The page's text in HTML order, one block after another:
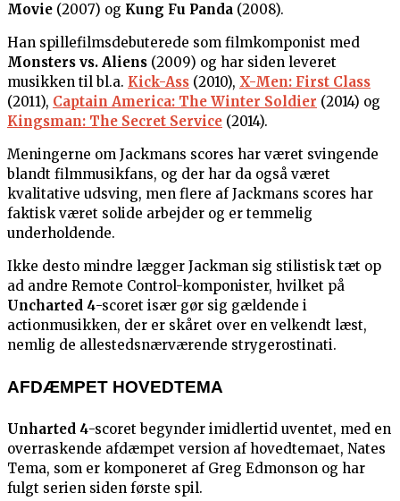
Movie (2007) og Kung Fu Panda (2008).
Han spillefilmsdebuterede som filmkomponist med
Monsters vs. Aliens (2009) og har siden leveret
musikken til bl.a. Kick-Ass (2010), X-Men: First Class
(2011), Captain America: The Winter Soldier (2014) og
Kingsman: The Secret Service (2014).
Meningerne om Jackmans scores har været svingende
blandt filmmusikfans, og der har da også været
kvalitative udsving, men flere af Jackmans scores har
faktisk været solide arbejder og er temmelig
underholdende.
Ikke desto mindre lægger Jackman sig stilistisk tæt op
ad andre Remote Control-komponister, hvilket på
Uncharted 4-scoret især gør sig gældende i
actionmusikken, der er skåret over en velkendt læst,
nemlig de allestedsnærværende strygerostinati.
AFDÆMPET HOVEDTEMA
Unharted 4-scoret begynder imidlertid uventet, med en
overraskende afdæmpet version af hovedtemaet, Nates
Tema, som er komponeret af Greg Edmonson og har
fulgt serien siden første spil.